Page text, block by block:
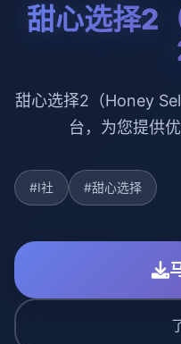
甜心选择2
甜心选择2（Honey
台，为您提供
#I社 #甜心选择